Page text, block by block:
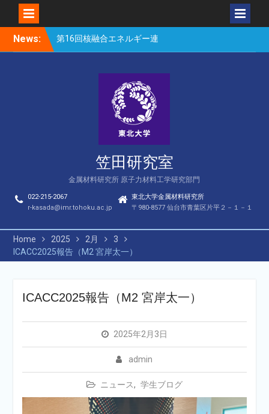
News:
第16回核融合エネルギー連
村、Lee、He、Bae）
楽しい理科のはなし（仙台
市立松森小学校）
第16回核融合エネルギー連
合講演会若手優秀発表賞
笠田研究室
金属材料研究所 原子力材料工学研究部門
022-215-2067
r-kasada@imr.tohoku.ac.jp
東北大学金属材料研究所
〒980-8577 仙台市青葉区片平２－１－１
Home 2025 2月
3
ICACC2025報告（M2 宮岸太一）
ICACC2025報告（M2 宮岸太一）
2025年2月3日
admin
ニュース, 学生ブログ